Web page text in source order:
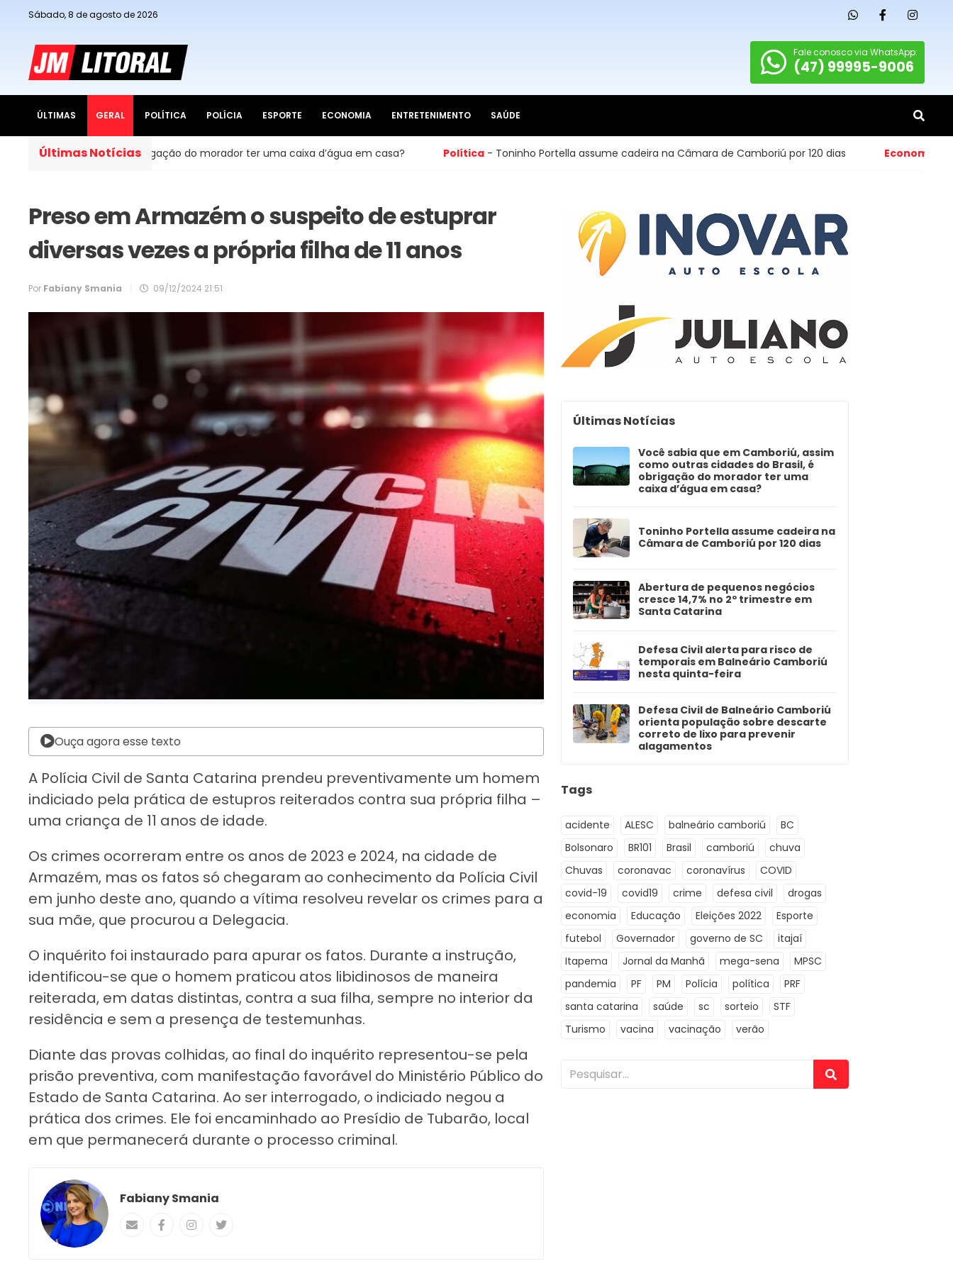
Sábado, 8 de agosto de 2026
Fale conosco via WhatsApp:
(47) 99995-9006
ÚLTIMAS GERAL POLÍTICA POLÍCIA ESPORTE ECONOMIA ENTRETENIMENTO SAÚDE
Últimas Notícias
Brasil, é obrigação do morador ter uma caixa d’água em casa? Política - Toninho Portella assume cadeira na Câmara de Camboriú por 120 dias Economia - Abertura de
Preso em Armazém o suspeito de estuprar
diversas vezes a própria filha de 11 anos
Por Fabiany Smania 09/12/2024 21:51
Ouça agora esse texto
A Polícia Civil de Santa Catarina prendeu preventivamente um homem
indiciado pela prática de estupros reiterados contra sua própria filha –
uma criança de 11 anos de idade.
Os crimes ocorreram entre os anos de 2023 e 2024, na cidade de
Armazém, mas os fatos só chegaram ao conhecimento da Polícia Civil
em junho deste ano, quando a vítima resolveu revelar os crimes para a
sua mãe, que procurou a Delegacia.
O inquérito foi instaurado para apurar os fatos. Durante a instrução,
identificou-se que o homem praticou atos libidinosos de maneira
reiterada, em datas distintas, contra a sua filha, sempre no interior da
residência e sem a presença de testemunhas.
Diante das provas colhidas, ao final do inquérito representou-se pela
prisão preventiva, com manifestação favorável do Ministério Público do
Estado de Santa Catarina. Ao ser interrogado, o indiciado negou a
prática dos crimes. Ele foi encaminhado ao Presídio de Tubarão, local
em que permanecerá durante o processo criminal.
Fabiany Smania
Últimas Notícias
Você sabia que em Camboriú, assim
como outras cidades do Brasil, é
obrigação do morador ter uma
caixa d’água em casa?
Toninho Portella assume cadeira na
Câmara de Camboriú por 120 dias
Abertura de pequenos negócios
cresce 14,7% no 2º trimestre em
Santa Catarina
Defesa Civil alerta para risco de
temporais em Balneário Camboriú
nesta quinta-feira
Defesa Civil de Balneário Camboriú
orienta população sobre descarte
correto de lixo para prevenir
alagamentos
Tags
acidente ALESC balneário camboriú
BC
Bolsonaro
BR101 Brasil camboriú
chuva
Chuvas
coronavac coronavírus
COVID
covid-19
covid19 crime defesa civil
drogas
economia
Educação Eleições 2022
Esporte
futebol
Governador governo de SC
itajaí
Itapema
Jornal da Manhã mega-sena
MPSC
pandemia
PF PM Polícia política
PRF
santa catarina
saúde sc sorteio
STF
Turismo
vacina vacinação verão